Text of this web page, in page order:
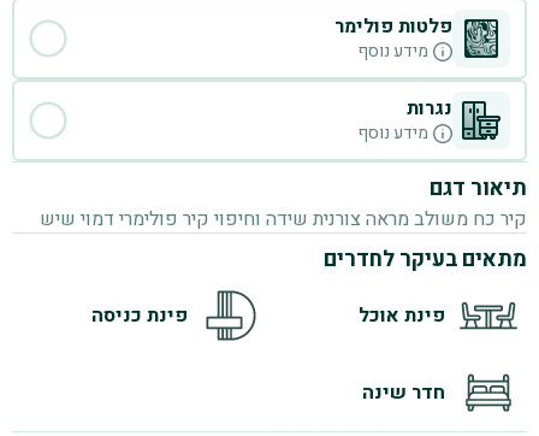
פלטות פולימר
מידע נוסף
נגרות
מידע נוסף
תיאור דגם
קיר כח משולב מראה צורנית שידה וחיפוי קיר פולימרי דמוי שיש
מתאים בעיקר לחדרים
פינת אוכל
חדר שינה
פינת כניסה